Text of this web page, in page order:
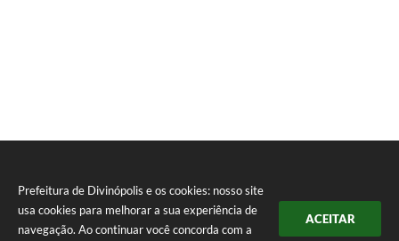
Prefeitura de Divinópolis e os cookies: nosso site
usa cookies para melhorar a sua experiência de
navegação. Ao continuar você concorda com a
ACEITAR